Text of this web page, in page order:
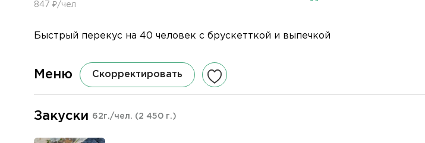
847 ₽/чел
Быстрый перекус на 40 человек с брускетткой и выпечкой
Меню Скорректировать
Закуски 62г./чел. (2 450 г.)